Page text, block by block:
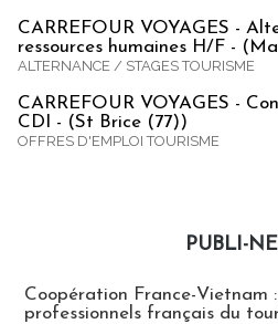
CARREFOUR VOYAGES -
ressources humaines H/F -
ALTERNANCE / STAGES TOURISME
CARREFOUR VOYAGES -
CDI - (St Brice (77))
OFFRES D'EMPLOI TOURISME
PUBLI-
Coopération France-Vietnam
professionnels français du